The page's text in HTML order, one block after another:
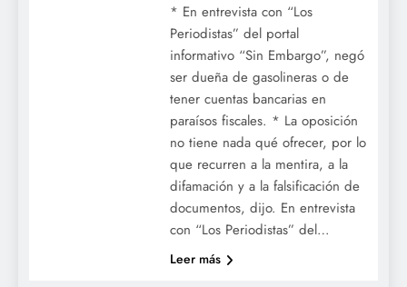
* En entrevista con “Los
Periodistas” del portal
informativo “Sin Embargo”, negó
ser dueña de gasolineras o de
tener cuentas bancarias en
paraísos fiscales. * La oposición
no tiene nada qué ofrecer, por lo
que recurren a la mentira, a la
difamación y a la falsificación de
documentos, dijo. En entrevista
con “Los Periodistas” del…
Leer más